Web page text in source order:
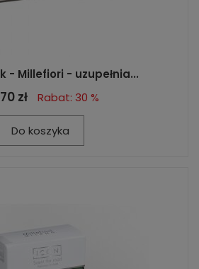
- Millefiori - uzupełnia...
zł Rabat: 30 %
Do koszyka